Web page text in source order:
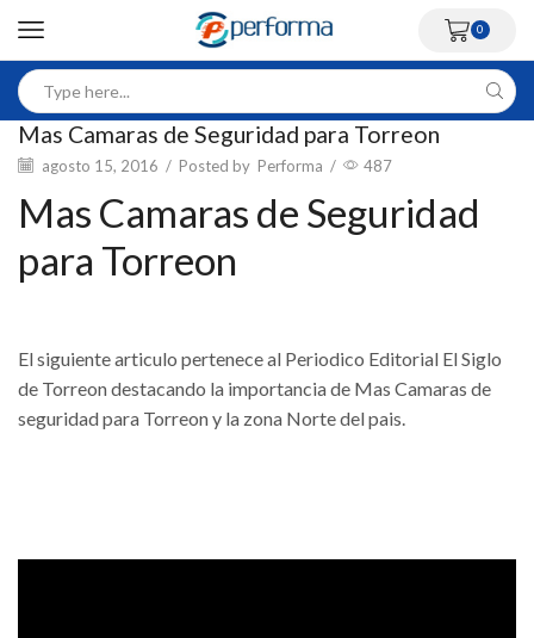
0
Mas Camaras de Seguridad para Torreon
agosto 15, 2016 / Posted by Performa / 487
Mas Camaras de Seguridad
para Torreon
El siguiente articulo pertenece al Periodico Editorial El Siglo
de Torreon destacando la importancia de Mas Camaras de
seguridad para Torreon y la zona Norte del pais.